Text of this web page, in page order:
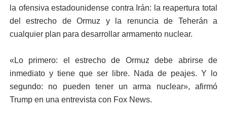
la ofensiva estadounidense contra Irán: la reapertura total
del estrecho de Ormuz y la renuncia de Teherán a
cualquier plan para desarrollar armamento nuclear.
«Lo primero: el estrecho de Ormuz debe abrirse de
inmediato y tiene que ser libre. Nada de peajes. Y lo
segundo: no pueden tener un arma nuclear», afirmó
Trump en una entrevista con Fox News.